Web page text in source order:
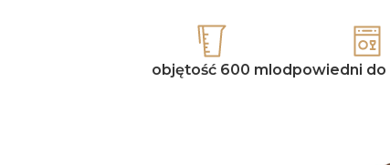
objętość 600 mlodpowiedni do